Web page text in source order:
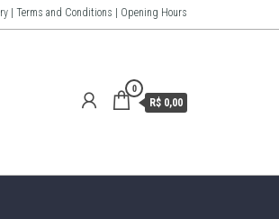
| Terms and Conditions | Opening Hours
0
R$ 0,00